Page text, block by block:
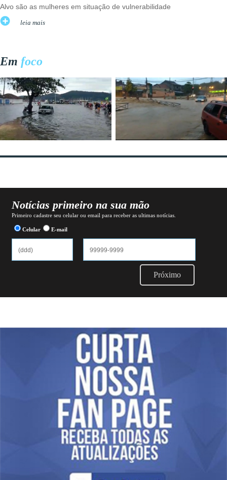
Alvo são as mulheres em situação de vulnerabilidade
leia mais
Em foco
Notícias primeiro na sua mão
Primeiro cadastre seu celular ou email para receber as ultimas notícias.
Celular E-mail
Próximo